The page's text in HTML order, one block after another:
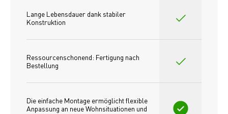
Lange Lebensdauer dank stabiler
Konstruktion
Ressourcenschonend: Fertigung nach
Bestellung
Die einfache Montage ermöglicht flexible
Anpassung an neue Wohnsituationen und